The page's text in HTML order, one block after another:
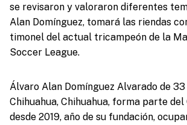
se revisaron y valoraron diferentes
Alan Domínguez, tomará las riendas
timonel del actual tricampeón de la
Soccer League.
Álvaro Alan Domínguez Alvarado de 33
Chihuahua, Chihuahua, forma parte del
desde 2019, año de su fundación,